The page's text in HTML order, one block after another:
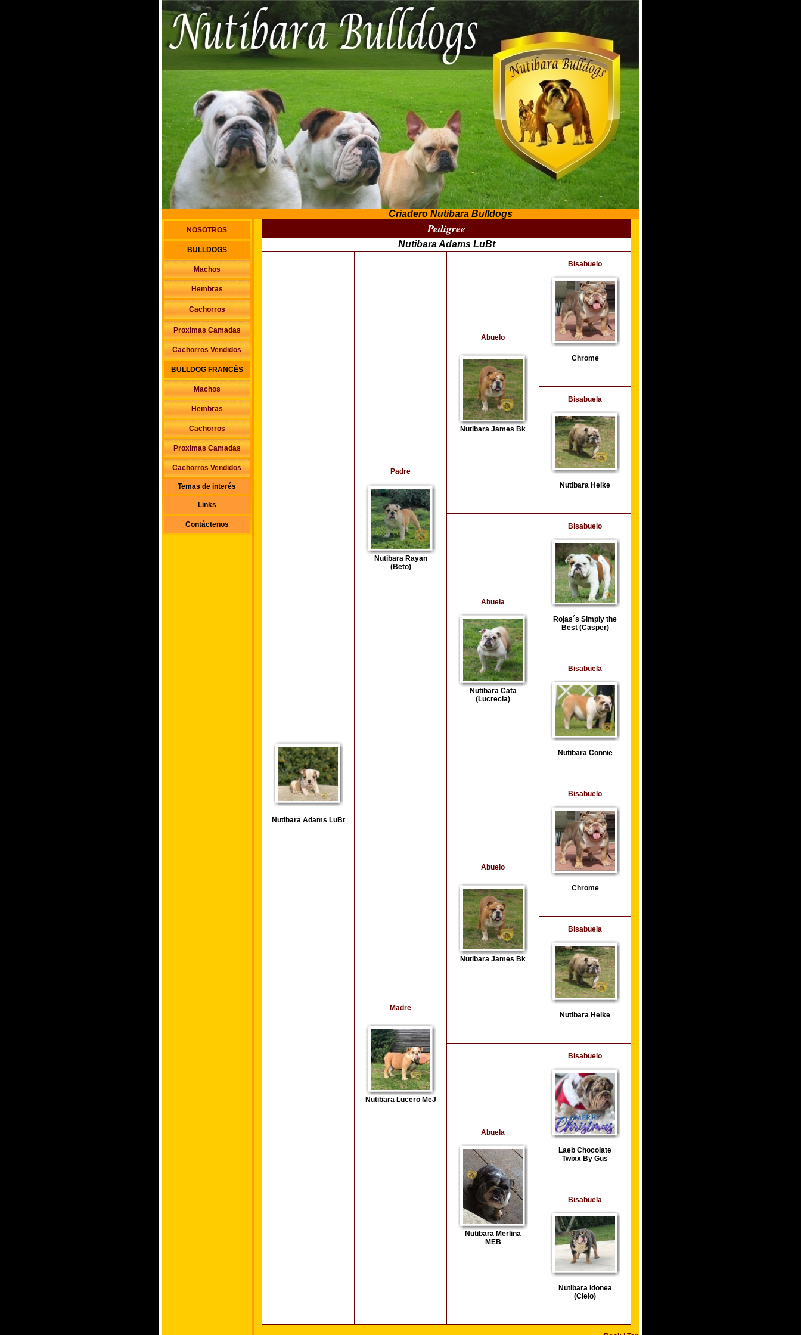
Criadero Nutibara Bulldogs
NOSOTROS
BULLDOGS
Machos
Hembras
Cachorros
Proximas Camadas
Cachorros Vendidos
BULLDOG FRANCÉS
Machos
Hembras
Cachorros
Proximas Camadas
Cachorros Vendidos
Temas de interés
Links
Contáctenos
Pedigree
Nutibara Adams LuBt
Nutibara Adams LuBt
Padre
Nutibara Rayan
(Beto)
Abuelo
Nutibara James Bk
Bisabuelo
Chrome
Bisabuela
Nutibara Heike
Abuela
Nutibara Cata
(Lucrecia)
Bisabuelo
Rojas´s Simply the
Best (Casper)
Bisabuela
Nutibara Connie
Madre
Nutibara Lucero MeJ
Abuelo
Nutibara James Bk
Bisabuelo
Chrome
Bisabuela
Nutibara Heike
Abuela
Nutibara Merlina
MEB
Bisabuelo
Laeb Chocolate
Twixx By Gus
Bisabuela
Nutibara Idonea
(Cielo)